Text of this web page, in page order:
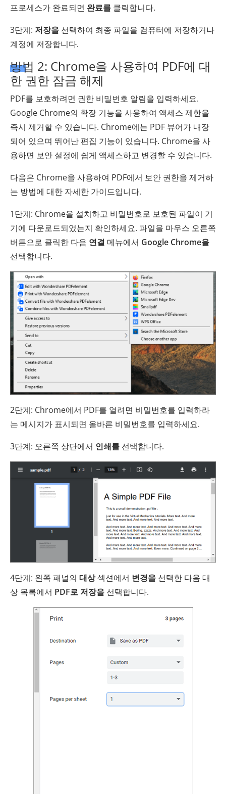
프로세스가 완료되면 완료를 클릭합니다.
3단계: 저장을 선택하여 최종 파일을 컴퓨터에 저장하거나
계정에 저장합니다.
방법 2: Chrome을 사용하여 PDF에 대
한 권한 잠금 해제
PDF를 보호하려면 권한 비밀번호 알림을 입력하세요.
Google Chrome의 확장 기능을 사용하여 액세스 제한을
즉시 제거할 수 있습니다. Chrome에는 PDF 뷰어가 내장
되어 있으며 뛰어난 편집 기능이 있습니다. Chrome을 사
용하면 보안 설정에 쉽게 액세스하고 변경할 수 있습니다.
다음은 Chrome을 사용하여 PDF에서 보안 권한을 제거하
는 방법에 대한 자세한 가이드입니다.
1단계: Chrome을 설치하고 비밀번호로 보호된 파일이 기
기에 다운로드되었는지 확인하세요. 파일을 마우스 오른쪽
버튼으로 클릭한 다음 연결 메뉴에서 Google Chrome을
선택합니다.
2단계: Chrome에서 PDF를 열려면 비밀번호를 입력하라
는 메시지가 표시되면 올바른 비밀번호를 입력하세요.
3단계: 오른쪽 상단에서 인쇄를 선택합니다.
4단계: 왼쪽 패널의 대상섹션에서 변경을 선택한 다음 대
상 목록에서 PDF로 저장을 선택합니다.